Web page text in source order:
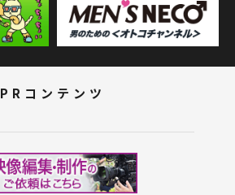
PRコンテンツ